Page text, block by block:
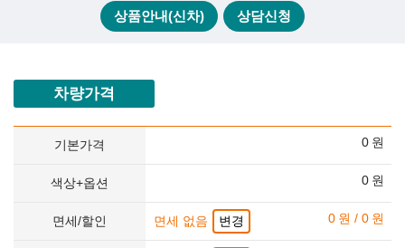
상품안내(신차) 상담신청
차량가격
기본가격 0 원
색상+옵션 0 원
면세/할인 면세 없음 변경 0 원 / 0 원